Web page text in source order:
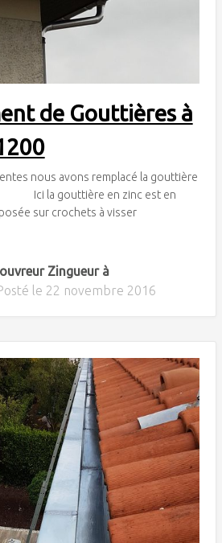
de Gouttières à
nous avons remplacé la gouttière
Ici la gouttière en zinc est en
sur crochets à visser
Zingueur à
le 22 novembre 2016